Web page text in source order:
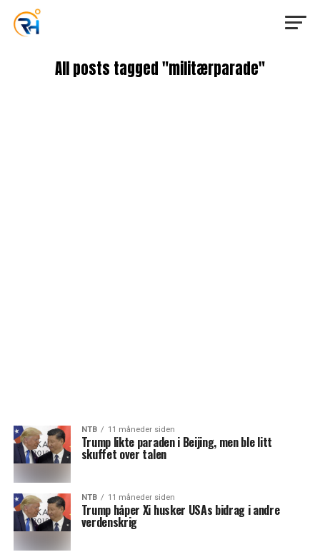
All posts tagged "militærparade"
NTB 11 måneder siden
Trump likte paraden i Beijing, men ble litt
skuffet over talen
NTB 11 måneder siden
Trump håper Xi husker USAs bidrag i andre
verdenskrig